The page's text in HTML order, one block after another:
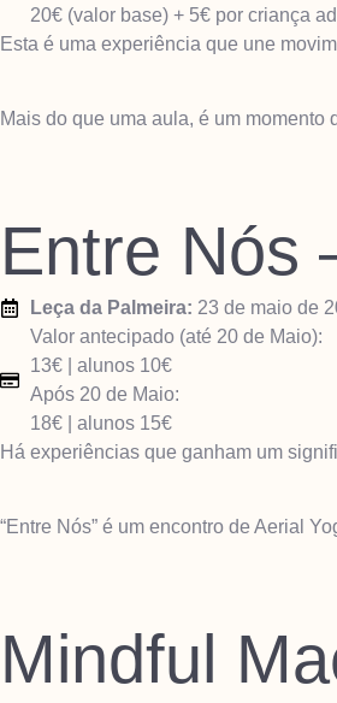
20€ (valor base) + 5€ por criança
Esta é uma experiência que une
Mais do que uma aula, é um momento
Entre Nós
Leça da Palmeira: 23 de maio de
Valor antecipado (até 20 de Maio):
13€ | alunos 10€
Após 20 de Maio:
18€ | alunos 15€
Há experiências que ganham um
“Entre Nós” é um encontro de Aerial
Mindful